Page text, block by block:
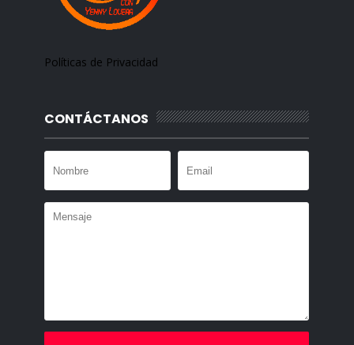
Políticas de Privacidad
CONTÁCTANOS